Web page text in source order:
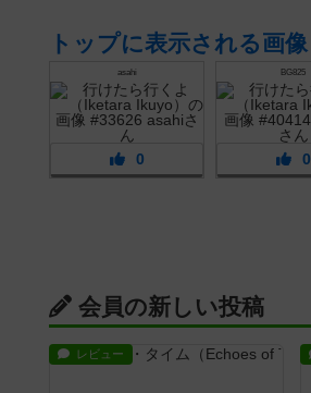
トップに表示される画像
asahi
0
BG825
0
会員の新しい投稿
レビュー